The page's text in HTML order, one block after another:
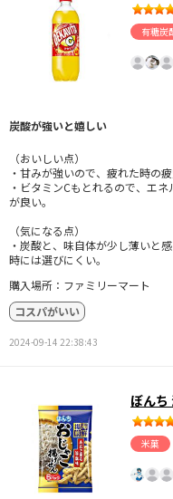
有糖炭
炭酸が強いと嬉しい
（おいしい点）
・甘みが強いので、疲れた時の
・ビタミンCもとれるので、エ
が良い。
（気になる点）
・炭酸と、味自体が少し薄いと
時には選びにくい。
購入場所：ファミリーマート
コスパがいい
2024-09-14 22:38:43
ぼんち
米菓